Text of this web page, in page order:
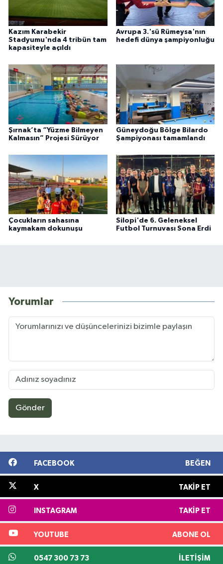
Kazım Karabekir
Stadyumu'nda 4 tribün tam
kapasiteyle açıldı
Avrupa 3.'sü Rümeysa'nın
hedefi dünya şampiyonluğu
Şırnak’ta “Yüzme Bilmeyen
Kalmasın” Projesi Sürüyor
Güneydoğu Bölge Bilardo
Şampiyonası tamamlandı
Çocukların sahasına
kaymakam dokunuşu
Silopi'de 6. Geleneksel
Futbol Turnuvası Sona Erdi
Yorumlar
Gönder
FACEBOOK BEĞEN
X TAKIP ET
INSTAGRAM TAKIP ET
YOUTUBE ABONE OL
0547 300 73 73 İLETIŞIM